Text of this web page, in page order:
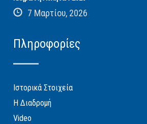
7 Μαρτίου, 2026
Πληροφορίες
Ιστορικά Στοιχεία
Η Διαδρομή
Video